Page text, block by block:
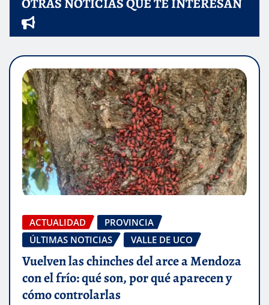
OTRAS NOTICIAS QUE TE INTERESAN
ACTUALIDAD
PROVINCIA
ÚLTIMAS NOTICIAS
VALLE DE UCO
Vuelven las chinches del arce a Mendoza
con el frío: qué son, por qué aparecen y
cómo controlarlas